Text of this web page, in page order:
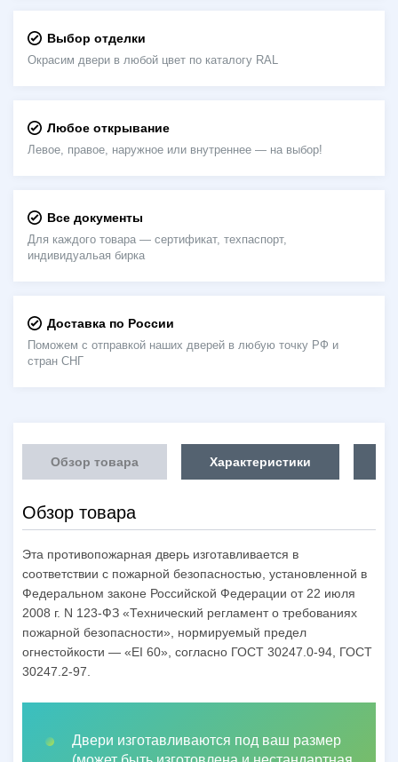
Выбор отделки
Окрасим двери в любой цвет по каталогу RAL
Любое открывание
Левое, правое, наружное или внутреннее — на выбор!
Все документы
Для каждого товара — сертификат, техпаспорт,
индивидуальая бирка
Доставка по России
Поможем с отправкой наших дверей в любую точку РФ и
стран СНГ
Обзор товара Характеристики
Обзор товара
Эта противопожарная дверь изготавливается в
соответствии с пожарной безопасностью, установленной в
Федеральном законе Российской Федерации от 22 июля
2008 г. N 123-ФЗ «Технический регламент о требованиях
пожарной безопасности», нормируемый предел
огнестойкости — «EI 60», согласно ГОСТ 30247.0-94, ГОСТ
30247.2-97.
Двери изготавливаются под ваш размер